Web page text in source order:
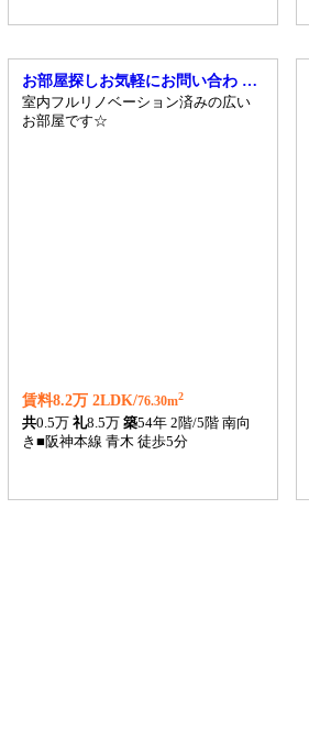
お部屋探しお気軽にお問い合わ …
室内フルリノベーション済みの広い
お部屋です☆
賃料8.2万 2LDK/76.30m2
共0.5万 礼8.5万 築54年 2階/5階 南向
き■阪神本線 青木 徒歩5分